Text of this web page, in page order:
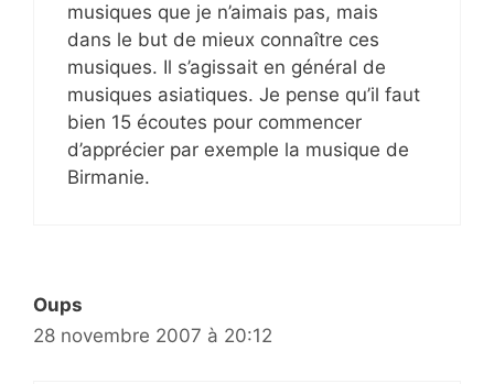
musiques que je n’aimais pas, mais
dans le but de mieux connaître ces
musiques. Il s’agissait en général de
musiques asiatiques. Je pense qu’il faut
bien 15 écoutes pour commencer
d’apprécier par exemple la musique de
Birmanie.
Oups
28 novembre 2007 à 20:12